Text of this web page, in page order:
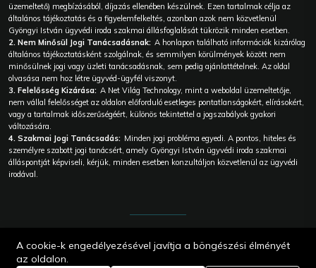
üzemeltető) megbízásából, díjazás ellenében készülnek. Ezen tartalmak célja az
általános tájékoztatás és a figyelemfelkeltés, azonban azok nem közvetlenül
Gyöngyi István ügyvédi iroda szakmai állásfoglalását tükrözik minden esetben.
2. Nem Minősül Jogi Tanácsadásnak: A honlapon található információk kizárólag
általános tájékoztatásként szolgálnak, és semmilyen körülmények között nem
minősülnek jogi vagy üzleti tanácsadásnak, sem pedig ajánlattételnek. Az oldal
olvasása nem hoz létre ügyvéd-ügyfél viszonyt.
3. Felelősség Kizárása: A Net Világ Technology, mint a weboldal üzemeltetője,
nem vállal felelősséget az oldalon előforduló esetleges pontatlanságokért, elírásokért,
vagy a tartalmak időszerűségéért, különös tekintettel a jogszabályok gyakori
változására.
4. Szakmai Jogi Tanácsadás: Minden jogi probléma egyedi. A pontos, hiteles és
személyre szabott jogi tanácsért, amely Gyöngyi István ügyvédi iroda szakmai
álláspontját képviseli, kérjük, minden esetben konzultáljon közvetlenül az ügyvédi
irodával.
Gyöngyi
A cookie-k engedélyezésével javítja a böngészési élményét
az oldalon.